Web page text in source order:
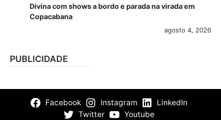
Divina com shows a bordo e parada na virada em
Copacabana
agosto 4, 2026
PUBLICIDADE
Facebook Instagram
LinkedIn
Twitter
Youtube